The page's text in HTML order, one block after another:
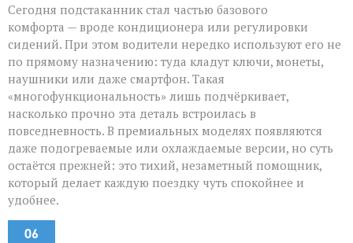
Сегодня подстаканник стал частью базового
комфорта — вроде кондиционера или регулировки
сидений. При этом водители нередко используют его не
по прямому назначению: туда кладут ключи, монеты,
наушники или даже смартфон. Такая
«многофункциональность» лишь подчёркивает,
насколько прочно эта деталь встроилась в
повседневность. В премиальных моделях появляются
даже подогреваемые или охлаждаемые версии, но суть
остаётся прежней: это тихий, незаметный помощник,
который делает каждую поездку чуть спокойнее и
удобнее.
06